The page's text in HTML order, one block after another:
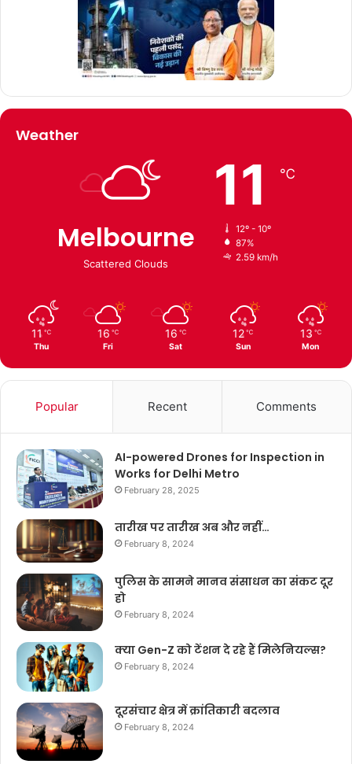
Weather
Melbourne
Scattered Clouds
11 ℃
12º - 10º
87%
2.59 km/h
11 ℃
Thu
16 ℃
Fri
16 ℃
Sat
12 ℃
Sun
13 ℃
Mon
Popular Recent Comments
AI-powered Drones for Inspection in
Works for Delhi Metro
February 28, 2025
तारीख पर तारीख अब और नहीं…
February 8, 2024
पुलिस के सामने मानव संसाधन का संकट दूर
हो
February 8, 2024
क्या Gen-Z को टेंशन दे रहे हैं मिलेनियल्स?
February 8, 2024
दूरसंचार क्षेत्र में क्रांतिकारी बदलाव
February 8, 2024